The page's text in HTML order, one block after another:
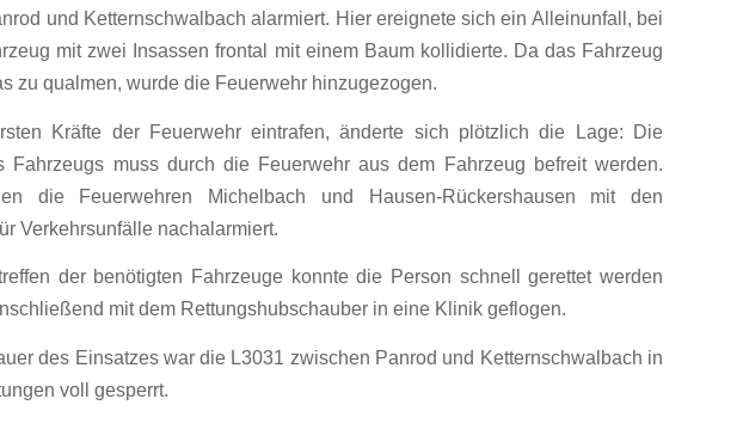
und Ketternschwalbach alarmiert. Hier ereignete sich ein Alleinunfall, bei
mit zwei Insassen frontal mit einem Baum kollidierte. Da das Fahrzeug
zu qualmen, wurde die Feuerwehr hinzugezogen.
Kräfte der Feuerwehr eintrafen, änderte sich plötzlich die Lage: Die
Fahrzeugs muss durch die Feuerwehr aus dem Fahrzeug befreit werden.
die Feuerwehren Michelbach und Hausen-Rückershausen mit den
Verkehrsunfälle nachalarmiert.
der benötigten Fahrzeuge konnte die Person schnell gerettet werden
mit dem Rettungshubschauber in eine Klinik geflogen.
des Einsatzes war die L3031 zwischen Panrod und Ketternschwalbach in
voll gesperrt.